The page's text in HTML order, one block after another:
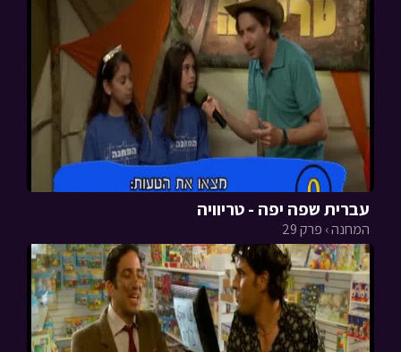
עברית שפה יפה - טריוויה
המחנה › פרק 29